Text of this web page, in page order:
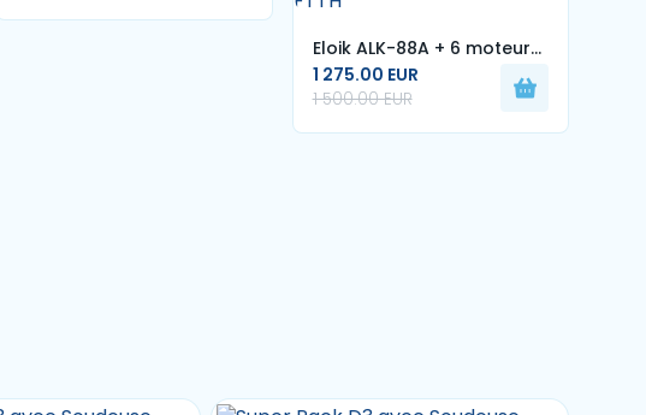
Eloik ALK-88A + 6 moteurs
7sec épissage rapide, kit
de soudeurs à arc,
soudeuse optique,
1 275.00 EUR
1 500.00 EUR